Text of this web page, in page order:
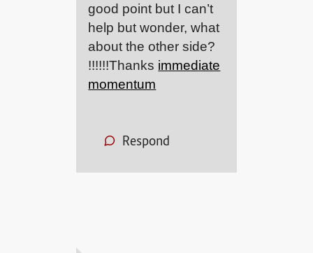
good point but I can’t
help but wonder, what
about the other side?
!!!!!!Thanks immediate
momentum
Respond